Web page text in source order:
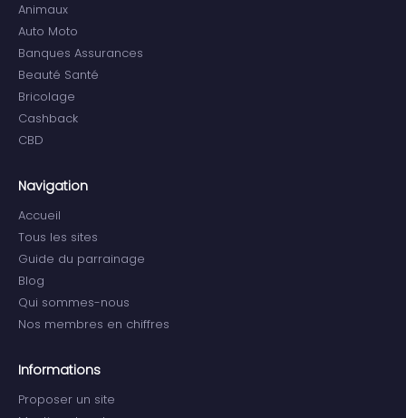
Animaux
Auto Moto
Banques Assurances
Beauté Santé
Bricolage
Cashback
CBD
Navigation
Accueil
Tous les sites
Guide du parrainage
Blog
Qui sommes-nous
Nos membres en chiffres
Informations
Proposer un site